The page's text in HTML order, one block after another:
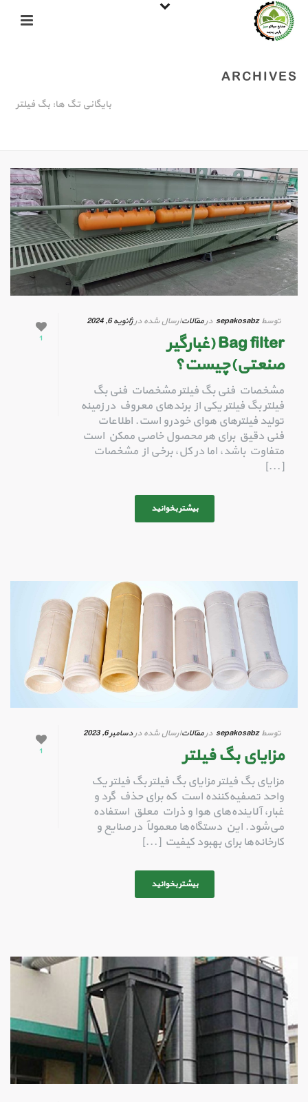
ARCHIVES
بایگانی تگ ها: بگ فیلتر
1
توسطsepakosabz درمقالاتارسال شده درژانویه 6, 2024
Bag filter (غبارگیر
صنعتی)چیست؟
مشخصات فنی بگ فیلتر مشخصات فنی بگ
فیلتر بگ فیلتر یکی از برندهای معروف در زمینه
تولید فیلترهای هوای خودرو است. اطلاعات
فنی دقیق برای هر محصول خاصی ممکن است
متفاوت باشد، اما در کل، برخی از مشخصات
[...]
بیشتر بخوانید
1
توسطsepakosabz درمقالاتارسال شده دردسامبر 6, 2023
مزایای بگ فیلتر
مزایای بگ فیلتر مزایای بگ فیلتر بگ فیلتر یک
واحد تصفیه‌کننده است که برای حذف گرد و
غبار، آلاینده‌های هوا و ذرات معلق استفاده
می‌شود. این دستگاه‌ها معمولاً در صنایع و
کارخانه‌ها برای بهبود کیفیت [...]
بیشتر بخوانید